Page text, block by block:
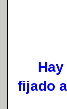
Hay
fijado